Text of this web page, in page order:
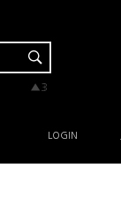
▲3
▲1
▼-2
▲1
▲3
LOGIN